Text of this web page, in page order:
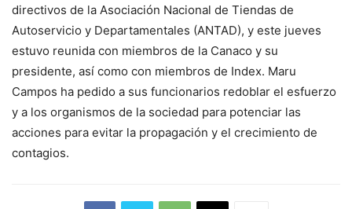
directivos de la Asociación Nacional de Tiendas de
Autoservicio y Departamentales (ANTAD), y este jueves
estuvo reunida con miembros de la Canaco y su
presidente, así como con miembros de Index. Maru
Campos ha pedido a sus funcionarios redoblar el esfuerzo
y a los organismos de la sociedad para potenciar las
acciones para evitar la propagación y el crecimiento de
contagios.